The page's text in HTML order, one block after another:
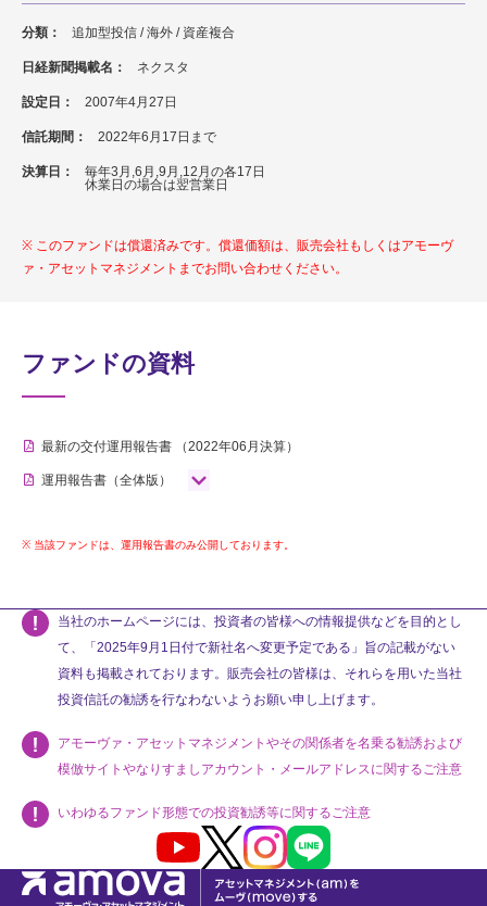
分類： 追加型投信 / 海外 / 資産複合
日経新聞掲載名： ネクスタ
設定日： 2007年4月27日
信託期間： 2022年6月17日まで
決算日：
毎年3月,6月,9月,12月の各17日
休業日の場合は翌営業日
このファンドは償還済みです。償還価額は、販売会社もしくはアモーヴ
ァ・アセットマネジメントまでお問い合わせください。
ファンドの資料
最新の交付運用報告書 （2022年06月決算）
運用報告書（全体版）
当該ファンドは、運用報告書のみ公開しております。
当社のホームページには、投資者の皆様への情報提供などを目的とし
て、「2025年9月1日付で新社名へ変更予定である」旨の記載がない
資料も掲載されております。販売会社の皆様は、それらを用いた当社
投資信託の勧誘を行なわないようお願い申し上げます。
アモーヴァ・アセットマネジメントやその関係者を名乗る勧誘および
模倣サイトやなりすましアカウント・メールアドレスに関するご注意
いわゆるファンド形態での投資勧誘等に関するご注意
Youtube X InstagramLINE